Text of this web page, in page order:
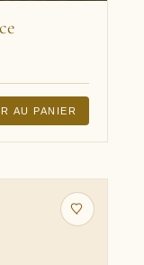
AU PANIER